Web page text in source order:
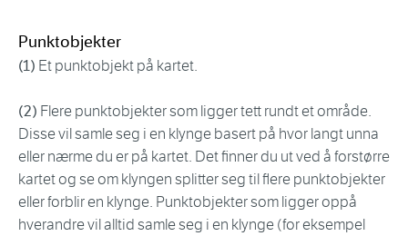
Punktobjekter
(1) Et punktobjekt på kartet.
(2) Flere punktobjekter som ligger tett rundt et område.
Disse vil samle seg i en klynge basert på hvor langt unna
eller nærme du er på kartet. Det finner du ut ved å forstørre
kartet og se om klyngen splitter seg til flere punktobjekter
eller forblir en klynge. Punktobjekter som ligger oppå
hverandre vil alltid samle seg i en klynge (for eksempel